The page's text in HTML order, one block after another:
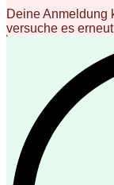
Deine Anmeldung
versuche es